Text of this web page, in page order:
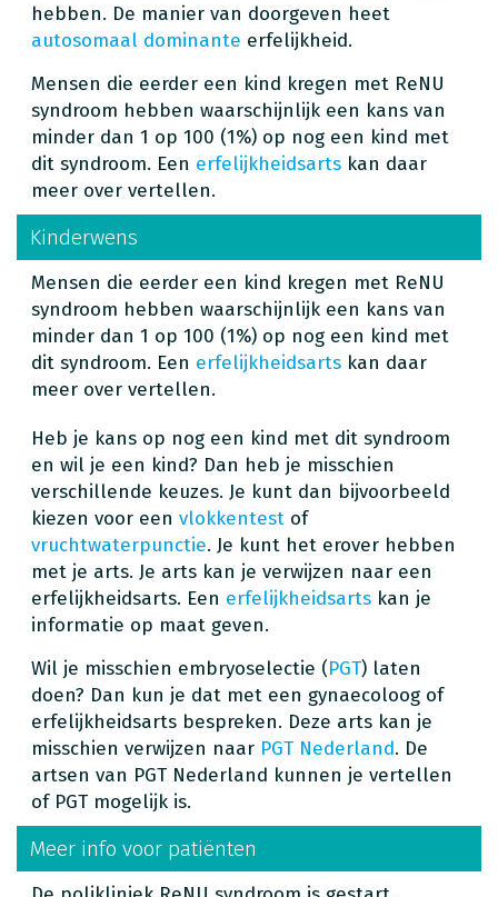
hebben. De manier van doorgeven heet
autosomaal dominante erfelijkheid.
Mensen die eerder een kind kregen met ReNU
syndroom hebben waarschijnlijk een kans van
minder dan 1 op 100 (1%) op nog een kind met
dit syndroom. Een erfelijkheidsarts kan daar
meer over vertellen.
Kinderwens
Mensen die eerder een kind kregen met ReNU
syndroom hebben waarschijnlijk een kans van
minder dan 1 op 100 (1%) op nog een kind met
dit syndroom. Een erfelijkheidsarts kan daar
meer over vertellen.
Heb je kans op nog een kind met dit syndroom
en wil je een kind? Dan heb je misschien
verschillende keuzes. Je kunt dan bijvoorbeeld
kiezen voor een vlokkentest of
vruchtwaterpunctie. Je kunt het erover hebben
met je arts. Je arts kan je verwijzen naar een
erfelijkheidsarts. Een erfelijkheidsarts kan je
informatie op maat geven.
Wil je misschien embryoselectie (PGT) laten
doen? Dan kun je dat met een gynaecoloog of
erfelijkheidsarts bespreken. Deze arts kan je
misschien verwijzen naar PGT Nederland. De
artsen van PGT Nederland kunnen je vertellen
of PGT mogelijk is.
Meer info voor patiënten